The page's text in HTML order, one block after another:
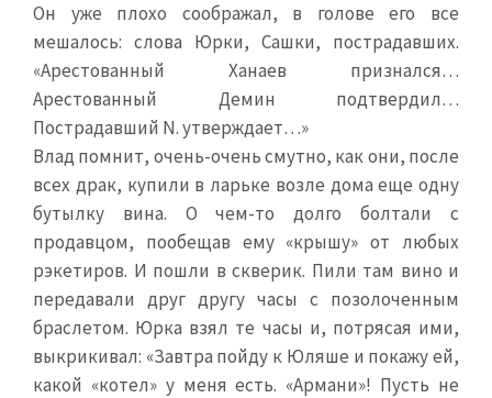
Он уже плохо соображал, в голове его все
мешалось: слова Юрки, Сашки, пострадавших.
«Арестованный Ханаев признался…
Арестованный Демин подтвердил…
Пострадавший N. утверждает…»
Влад помнит, очень-очень смутно, как они, после
всех драк, купили в ларьке возле дома еще одну
бутылку вина. О чем-то долго болтали с
продавцом, пообещав ему «крышу» от любых
рэкетиров. И пошли в скверик. Пили там вино и
передавали друг другу часы с позолоченным
браслетом. Юрка взял те часы и, потрясая ими,
выкрикивал: «Завтра пойду к Юляше и покажу ей,
какой «котел» у меня есть. «Армани»! Пусть не